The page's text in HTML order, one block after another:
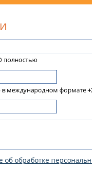
полностью
в международном формате
об обработке